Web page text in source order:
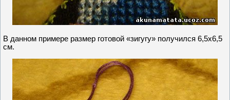
В данном примере размер готовой «зигугу» получился 6,5х6,5
см.